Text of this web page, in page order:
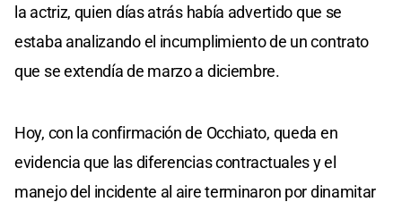
la actriz, quien días atrás había advertido que se
estaba analizando el incumplimiento de un contrato
que se extendía de marzo a diciembre.
Hoy, con la confirmación de Occhiato, queda en
evidencia que las diferencias contractuales y el
manejo del incidente al aire terminaron por dinamitar